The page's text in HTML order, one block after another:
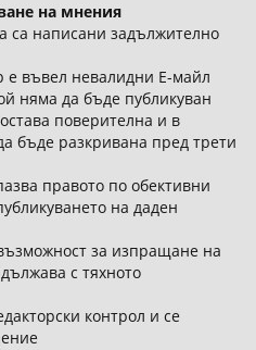
на мнения
са написани задължително
е въвел невалидни Е-майл
няма да бъде публикуван
поверителна и в
бъде разкривана пред трети
правото по обективни
на даден
за изпращане на
с тяхното
контрол и се